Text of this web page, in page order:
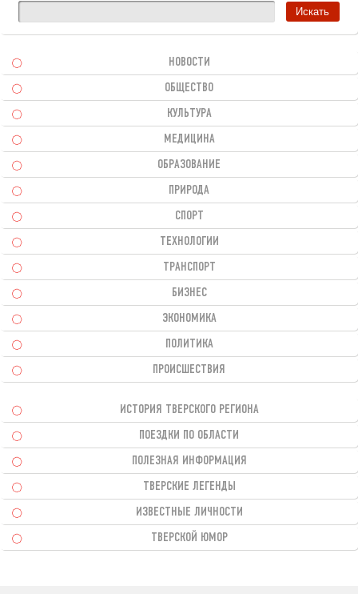
НОВОСТИ
ОБЩЕСТВО
КУЛЬТУРА
МЕДИЦИНА
ОБРАЗОВАНИЕ
ПРИРОДА
СПОРТ
ТЕХНОЛОГИИ
ТРАНСПОРТ
БИЗНЕС
ЭКОНОМИКА
ПОЛИТИКА
ПРОИСШЕСТВИЯ
ИСТОРИЯ ТВЕРСКОГО РЕГИОНА
ПОЕЗДКИ ПО ОБЛАСТИ
ПОЛЕЗНАЯ ИНФОРМАЦИЯ
ТВЕРСКИЕ ЛЕГЕНДЫ
ИЗВЕСТНЫЕ ЛИЧНОСТИ
ТВЕРСКОЙ ЮМОР